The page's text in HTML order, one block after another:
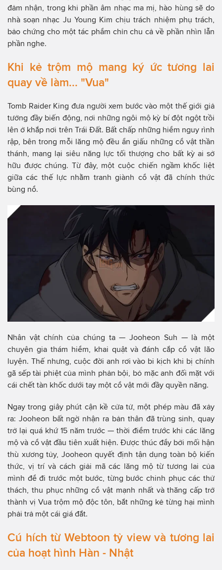
đảm nhận, trong khi phần âm nhạc ma mị, hào hùng sẽ do
nhà soạn nhạc Ju Young Kim chịu trách nhiệm phụ trách,
bảo chứng cho một tác phẩm chỉn chu cả về phần nhìn lẫn
phần nghe.
Khi kẻ trộm mộ mang ký ức tương lai
quay về làm... "Vua"
Tomb Raider King đưa người xem bước vào một thế giới giả
tưởng đầy biến động, nơi những ngôi mộ kỳ bí đột ngột trồi
lên ở khắp nơi trên Trái Đất. Bất chấp những hiểm nguy rình
rập, bên trong mỗi lăng mộ đều ẩn giấu những cổ vật thần
thánh, mang lại siêu năng lực tối thượng cho bất kỳ ai sở
hữu được chúng. Từ đây, một cuộc chiến ngầm khốc liệt
giữa các thế lực nhằm tranh giành cổ vật đã chính thức
bùng nổ.
Nhân vật chính của chúng ta — Jooheon Suh — là một
chuyên gia thám hiểm, khai quật và đánh cắp cổ vật lão
luyện. Thế nhưng, cuộc đời anh rơi vào bi kịch khi bị chính
gã sếp tài phiệt của mình phản bội, bỏ mặc anh đối mặt với
cái chết tàn khốc dưới tay một cổ vật mới đầy quyền năng.
Ngay trong giây phút cận kề cửa tử, một phép màu đã xảy
ra: Jooheon bất ngờ nhận ra bản thân đã trùng sinh, quay
trở lại quá khứ 15 năm trước — thời điểm trước khi các lăng
mộ và cổ vật đầu tiên xuất hiện. Được thúc đẩy bởi mối hận
thù xương tủy, Jooheon quyết định tận dụng toàn bộ kiến
thức, vị trí và cách giải mã các lăng mộ từ tương lai của
mình để đi trước một bước, từng bước chinh phục các thử
thách, thu phục những cổ vật mạnh nhất và thăng cấp trở
thành vị Vua trộm mộ độc tôn, bắt những kẻ từng hại mình
phải trả một cái giá đắt.
Cú hích từ Webtoon tỷ view và tương lai
của hoạt hình Hàn - Nhật